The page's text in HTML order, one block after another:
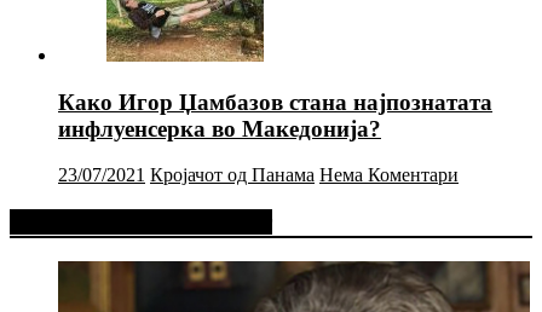
Како Игор Џамбазов стана најпознатата
инфлуенсерка во Македонија?
23/07/2021 Кројачот од Панама Нема Коментари